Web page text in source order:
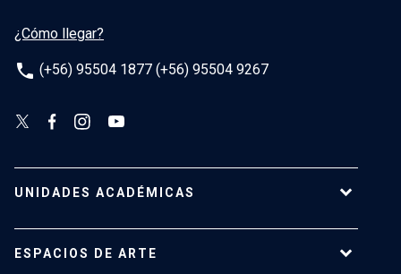
¿Cómo llegar?
phone (+56) 95504 1877 (+56) 95504 9267
UNIDADES ACADÉMICAS
ESPACIOS DE ARTE